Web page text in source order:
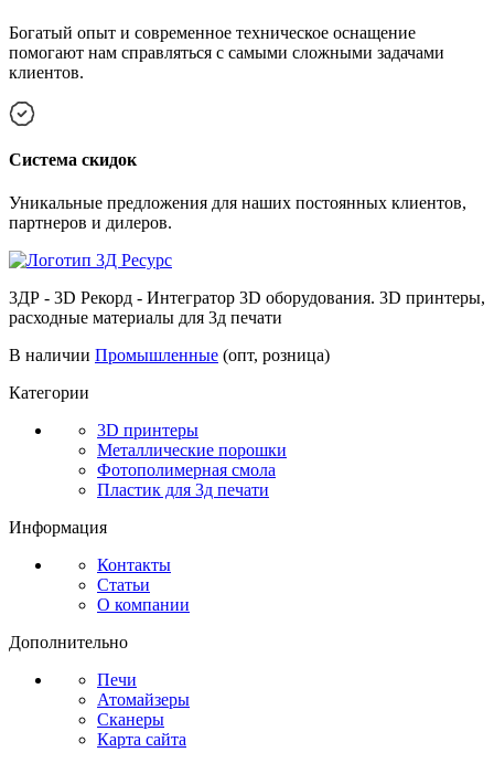
Богатый опыт и современное техническое оснащение
помогают нам справляться с самыми сложными задачами
клиентов.
Cистема скидок
Уникальные предложения для наших постоянных клиентов,
партнеров и дилеров.
3ДР - 3D Рекорд - Интегратор 3D оборудования. 3D принтеры,
расходные материалы для 3д печати
В наличии Промышленные (опт, розница)
Категории
3D принтеры
Металлические порошки
Фотополимерная смола
Пластик для 3д печати
Информация
Контакты
Статьи
О компании
Дополнительно
Печи
Атомайзеры
Сканеры
Карта сайта